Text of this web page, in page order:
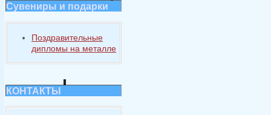
Сувениры и подарки
Поздравительные
дипломы на металле
КОНТАКТЫ